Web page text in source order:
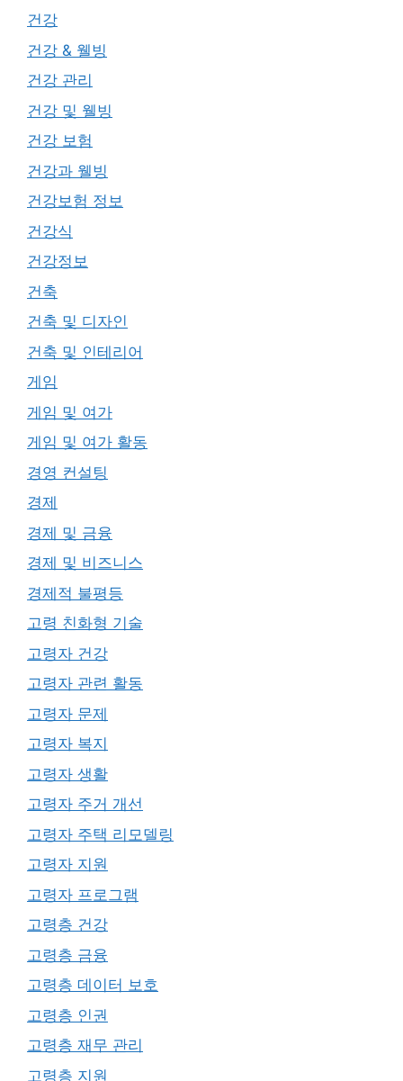
건강
건강 & 웰빙
건강 관리
건강 및 웰빙
건강 보험
건강과 웰빙
건강보험 정보
건강식
건강정보
건축
건축 및 디자인
건축 및 인테리어
게임
게임 및 여가
게임 및 여가 활동
경영 컨설팅
경제
경제 및 금융
경제 및 비즈니스
경제적 불평등
고령 친화형 기술
고령자 건강
고령자 관련 활동
고령자 문제
고령자 복지
고령자 생활
고령자 주거 개선
고령자 주택 리모델링
고령자 지원
고령자 프로그램
고령층 건강
고령층 금융
고령층 데이터 보호
고령층 인권
고령층 재무 관리
고령층 지원